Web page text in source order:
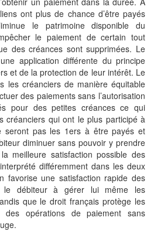
ont plus de chance d’être payés
le patrimoine disponible du
le paiement de certain tout
des créances sont supprimées. Le
application différente du principe
et de la protection de leur intérêt. Le
les créanciers de manière équitable
des paiements sans l’autorisation
pour des petites créances ce qui
créanciers qui ont le plus participé à
seront pas les 1ers à être payés et
diminuer sans pouvoir y prendre
meilleure satisfaction possible des
différemment dans les deux
favorise une satisfaction rapide des
le débiteur à gérer lui même les
que le droit français protège les
des opérations de paiement sans